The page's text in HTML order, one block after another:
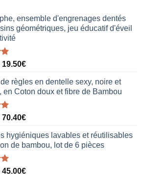
ensemble d'engrenages dentés
géométriques, jeu éducatif d'éveil
19.50€
règles en dentelle sexy, noire et
en Coton doux et fibre de Bambou
70.40€
hygiéniques lavables et réutilisables
de bambou, lot de 6 pièces
45.00€